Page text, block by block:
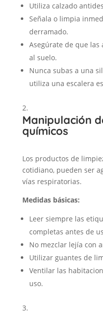
Utiliza calzado
Señala o limpia
derramado.
Asegúrate de que
al suelo.
Nunca subas a una
utiliza una escalera
Manipulación
químicos
Los productos de
cotidiano, pueden ser
vías respiratorias.
Medidas básicas:
Leer siempre las
completas antes de
No mezclar lejía con
Utilizar guantes de
Ventilar las
uso.